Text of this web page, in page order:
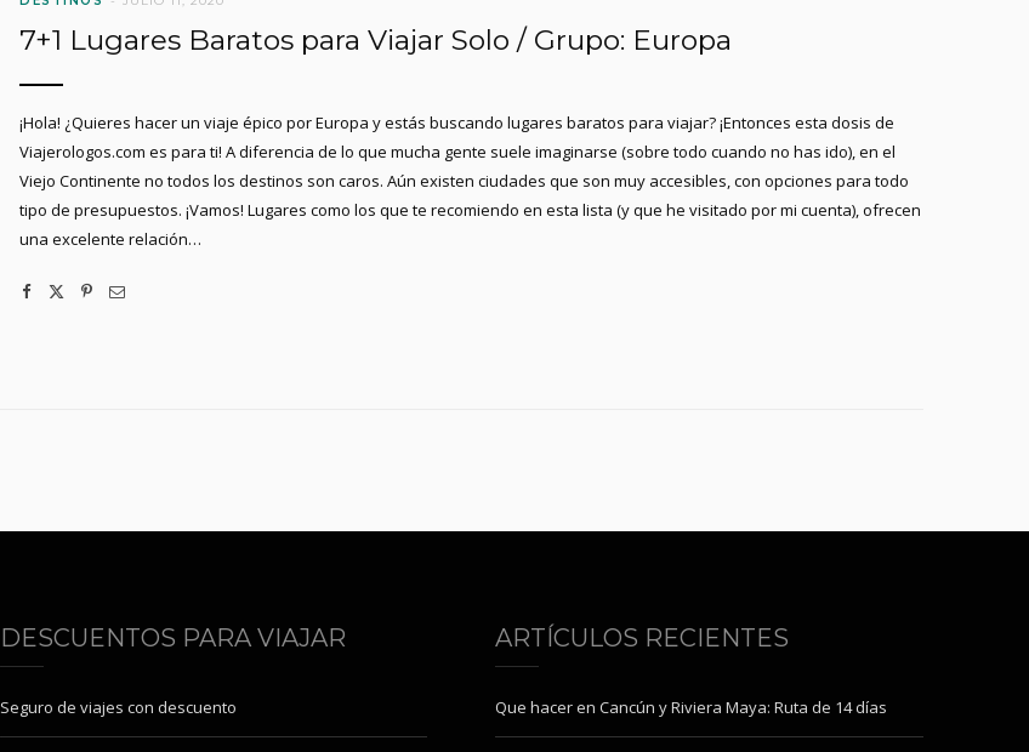
7+1 Lugares Baratos para Viajar Solo / Grupo: Europa
¡Hola! ¿Quieres hacer un viaje épico por Europa y estás buscando lugares baratos para viajar? ¡Entonces esta dosis de
Viajerologos.com es para ti! A diferencia de lo que mucha gente suele imaginarse (sobre todo cuando no has ido), en el
Viejo Continente no todos los destinos son caros. Aún existen ciudades que son muy accesibles, con opciones para todo
tipo de presupuestos. ¡Vamos! Lugares como los que te recomiendo en esta lista (y que he visitado por mi cuenta), ofrecen
una excelente relación…
DESCUENTOS PARA VIAJAR
Seguro de viajes con descuento
ARTÍCULOS RECIENTES
Que hacer en Cancún y Riviera Maya: Ruta de 14 días